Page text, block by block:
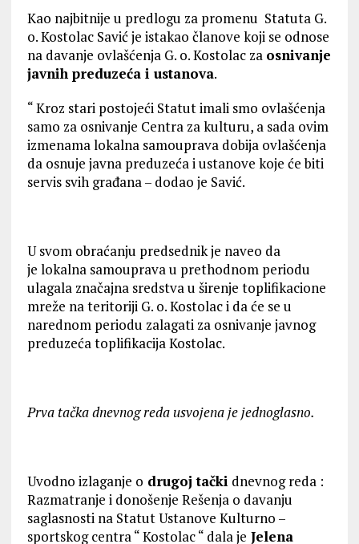
Kao najbitnije u predlogu za promenu Statuta G.
o. Kostolac Savić je istakao članove koji se odnose
na davanje ovlašćenja G. o. Kostolac za osnivanje
javnih preduzeća i ustanova.
“ Kroz stari postojeći Statut imali smo ovlašćenja
samo za osnivanje Centra za kulturu, a sada ovim
izmenama lokalna samouprava dobija ovlašćenja
da osnuje javna preduzeća i ustanove koje će biti
servis svih građana – dodao je Savić.
U svom obraćanju predsednik je naveo da
je lokalna samouprava u prethodnom periodu
ulagala značajna sredstva u širenje toplifikacione
mreže na teritoriji G. o. Kostolac i da će se u
narednom periodu zalagati za osnivanje javnog
preduzeća toplifikacija Kostolac.
Prva tačka dnevnog reda usvojena je jednoglasno.
Uvodno izlaganje o drugoj tački dnevnog reda :
Razmatranje i donošenje Rešenja o davanju
saglasnosti na Statut Ustanove Kulturno –
sportskog centra “ Kostolac “ dala je Jelena